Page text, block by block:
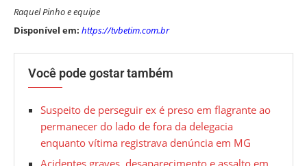
Raquel Pinho e equipe
Disponível em: https://tvbetim.com.br
Você pode gostar também
Suspeito de perseguir ex é preso em flagrante ao
permanecer do lado de fora da delegacia
enquanto vítima registrava denúncia em MG
Acidentes graves, desaparecimento e assalto em